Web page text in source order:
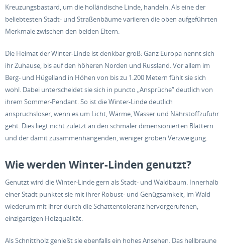
Kreuzungsbastard, um die holländische Linde, handeln. Als eine der
beliebtesten Stadt- und Straßenbäume variieren die oben aufgeführten
Merkmale zwischen den beiden Eltern.
Die Heimat der Winter-Linde ist denkbar groß: Ganz Europa nennt sich
ihr Zuhause, bis auf den höheren Norden und Russland. Vor allem im
Berg- und Hügelland in Höhen von bis zu 1.200 Metern fühlt sie sich
wohl. Dabei unterscheidet sie sich in puncto „Ansprüche“ deutlich von
ihrem Sommer-Pendant. So ist die Winter-Linde deutlich
anspruchsloser, wenn es um Licht, Wärme, Wasser und Nährstoffzufuhr
geht. Dies liegt nicht zuletzt an den schmaler dimensionierten Blättern
und der damit zusammenhängenden, weniger groben Verzweigung.
Wie werden Winter-Linden genutzt?
Genutzt wird die Winter-Linde gern als Stadt- und Waldbaum. Innerhalb
einer Stadt punktet sie mit ihrer Robust- und Genügsamkeit, im Wald
wiederum mit ihrer durch die Schattentoleranz hervorgerufenen,
einzigartigen Holzqualität.
Als Schnittholz genießt sie ebenfalls ein hohes Ansehen. Das hellbraune